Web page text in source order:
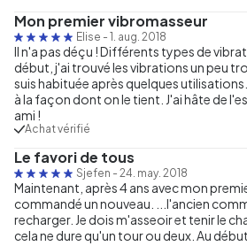
Mon premier vibromasseur
Elise - 1. aug. 2018
Il n'a pas déçu ! Différents types de
début, j'ai trouvé les vibrations un peu
suis habituée après quelques
à la façon dont on le tient. J'ai hâte de
ami !
Achat vérifié
Le favori de tous
Sjefen - 24. may. 2018
Maintenant, après 4 ans avec mon
commandé un nouveau. ...l'ancien
recharger. Je dois m'asseoir et tenir le
cela ne dure qu'un tour ou deux. Au